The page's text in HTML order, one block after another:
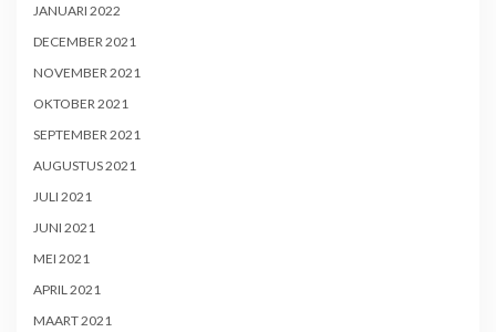
JANUARI 2022
DECEMBER 2021
NOVEMBER 2021
OKTOBER 2021
SEPTEMBER 2021
AUGUSTUS 2021
JULI 2021
JUNI 2021
MEI 2021
APRIL 2021
MAART 2021